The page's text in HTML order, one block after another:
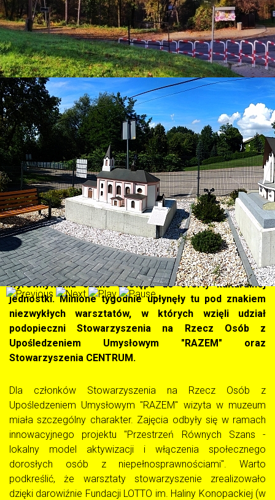
Kontakt
Żywa lekcja historii i przestrzeń
równych szans. Wyjątkowe wakacyjne
spotkania w Muzeum Regionalnym w
Bestwinie.
Kategoria:Aktualności Super User Odsłony: 99
Bestwińskie muzeum to nie tylko zbiór eksponatów za
szklaną gablotą, ale przede wszystkim miejsce
spotkań, integracji i ożywiania dawnych tradycji. W
tegoroczne wakacje muzeum po raz kolejny
udowodniło, że potrafi łączyć edukację historyczną z
działaniami na rzecz integracji społecznej i
wyrównywania szans dostępu do oferty kulturalnej
jednostki. Minione tygodnie upłynęły tu pod znakiem
niezwykłych warsztatów, w których wzięli udział
podopieczni Stowarzyszenia na Rzecz Osób z
Upośledzeniem Umysłowym "RAZEM" oraz
Stowarzyszenia CENTRUM.
Dla członków Stowarzyszenia na Rzecz Osób z
Upośledzeniem Umysłowym "RAZEM" wizyta w muzeum
miała szczególny charakter. Zajęcia odbyły się w ramach
innowacyjnego projektu "Przestrzeń Równych Szans -
lokalny model aktywizacji i włączenia społecznego
dorosłych osób z niepełnosprawnościami". Warto
podkreślić, że warsztaty stowarzyszenie zrealizowało
dzięki darowiźnie Fundacji LOTTO im. Haliny Konopackiej (w